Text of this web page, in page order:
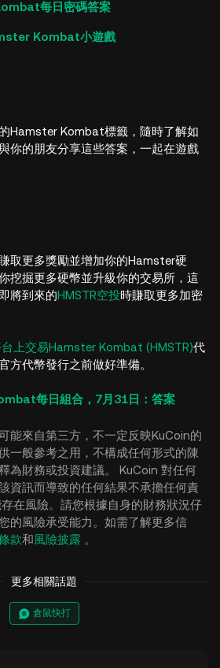
每日密碼答案
Kombat小遊戲
Hamster Kombat標籤，隨時了解如
你的朋友分享這些答案，一起在遊戲
取更多獎勵並增加你的Hamster硬
挖掘更多硬幣並升級你的交易所，這
將到來的HMSTR空投時賺取更多加密
上交易Hamster Kombat (HMSTR)代
方代幣發行之前做好準備。
每日組合，7月31日：答案
能來自第三方，不一定反映KuCoin的
一般參考之用，不構成任何形式的陳
為財務或投資建議。 KuCoin 對任何
資訊而導致的任何結果不承擔任何責
在風險。請您根據自身的財務狀況仔
的風險承受能力。如需了解更多信
款和風險披露 。
更多相關話題
倉鼠快打